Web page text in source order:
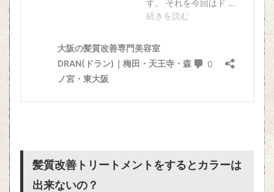
髪質改善トリートメントをするとカラーは
出来ないの？